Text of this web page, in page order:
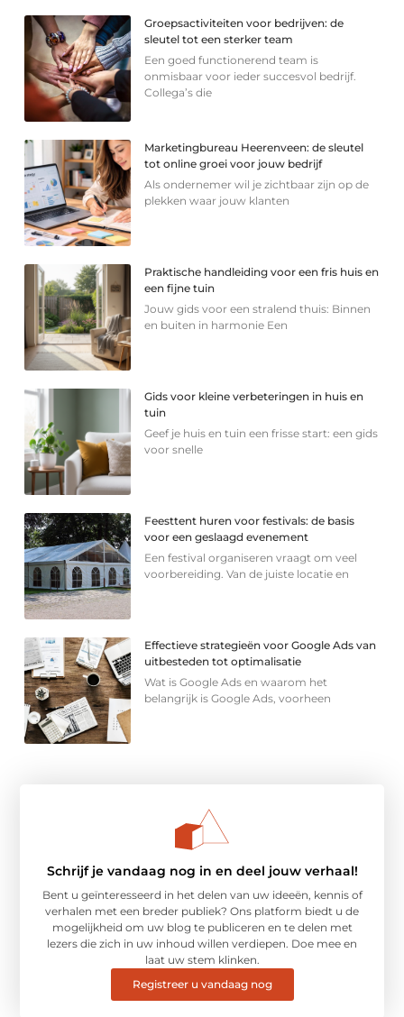
Groepsactiviteiten voor bedrijven: de
sleutel tot een sterker team
Een goed functionerend team is
onmisbaar voor ieder succesvol bedrijf.
Collega’s die
Marketingbureau Heerenveen: de sleutel
tot online groei voor jouw bedrijf
Als ondernemer wil je zichtbaar zijn op de
plekken waar jouw klanten
Praktische handleiding voor een fris huis en
een fijne tuin
Jouw gids voor een stralend thuis: Binnen
en buiten in harmonie Een
Gids voor kleine verbeteringen in huis en
tuin
Geef je huis en tuin een frisse start: een gids
voor snelle
Feesttent huren voor festivals: de basis
voor een geslaagd evenement
Een festival organiseren vraagt om veel
voorbereiding. Van de juiste locatie en
Effectieve strategieën voor Google Ads van
uitbesteden tot optimalisatie
Wat is Google Ads en waarom het
belangrijk is Google Ads, voorheen
Schrijf je vandaag nog in en deel jouw verhaal!
Bent u geïnteresseerd in het delen van uw ideeën, kennis of
verhalen met een breder publiek? Ons platform biedt u de
mogelijkheid om uw blog te publiceren en te delen met
lezers die zich in uw inhoud willen verdiepen. Doe mee en
laat uw stem klinken.
Registreer u vandaag nog